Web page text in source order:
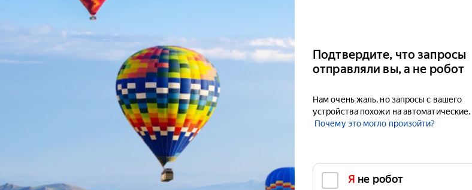
Подтвердите, что запросы
отправляли вы, а не робот
Нам очень жаль, но запросы с вашего
устройства похожи на автоматические.
Почему это могло произойти?
Я не робот